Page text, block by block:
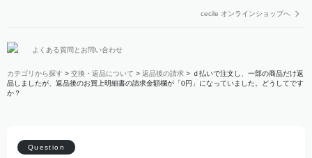
cecile オンラインショップへ
よくある質問とお問い合わせ
カテゴリから探す > 交換・返品について > 返品後の請求 > ｄ払いで注文し、一部の商品だけ返
品しましたが、返品後のお買上明細書の請求金額欄が「0円」になっていました。どうしてです
か？